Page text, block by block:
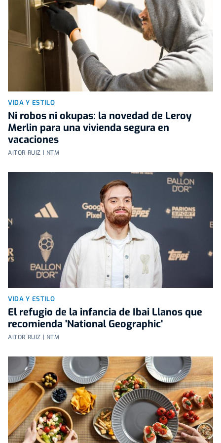
VIDA Y ESTILO
Ni robos ni okupas: la novedad de Leroy
Merlin para una vivienda segura en
vacaciones
AITOR RUIZ | NTM
VIDA Y ESTILO
El refugio de la infancia de Ibai Llanos que
recomienda 'National Geographic'
AITOR RUIZ | NTM